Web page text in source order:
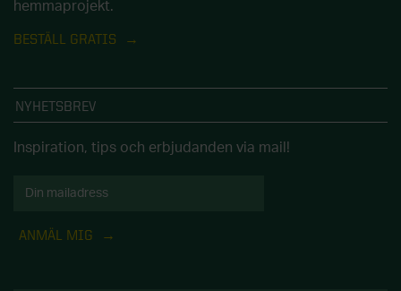
hemmaprojekt.
BESTÄLL GRATIS
NYHETSBREV
Inspiration, tips och erbjudanden via mail!
ANMÄL MIG